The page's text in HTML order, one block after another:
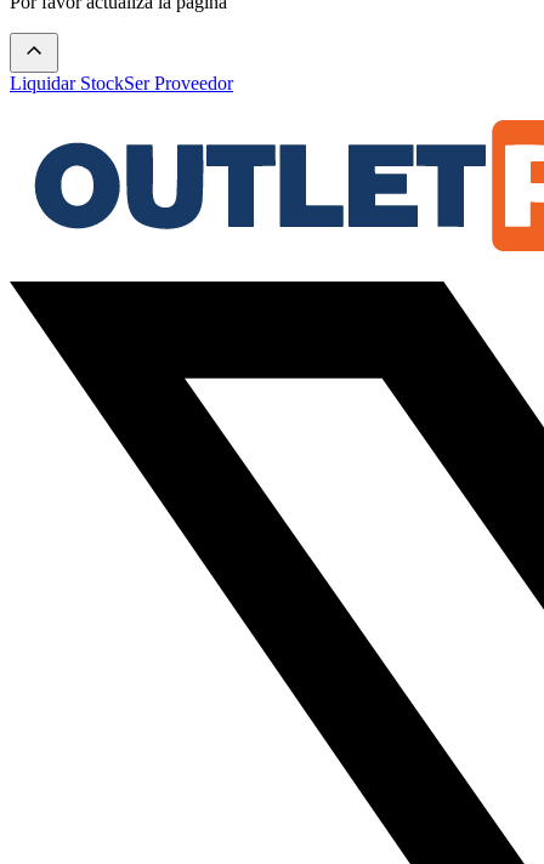
Liquidar StockSer Proveedor